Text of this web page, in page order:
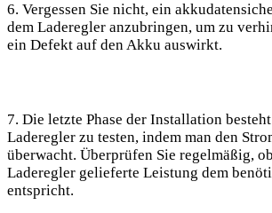
6. Vergessen ⁤Sie nicht, ein
dem Laderegler anzubringen, um ‌zu
ein Defekt auf den Akku auswirkt.
7. Die letzte Phase der Installation
Laderegler zu testen, indem man den
überwacht. Überprüfen ⁤Sie regelmäßig,
Laderegler gelieferte Leistung dem
entspricht.